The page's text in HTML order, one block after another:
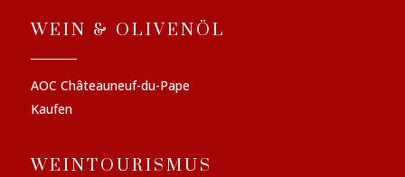
WEIN & OLIVENÖL
AOC Châteauneuf-du-Pape
Kaufen
WEINTOURISMUS